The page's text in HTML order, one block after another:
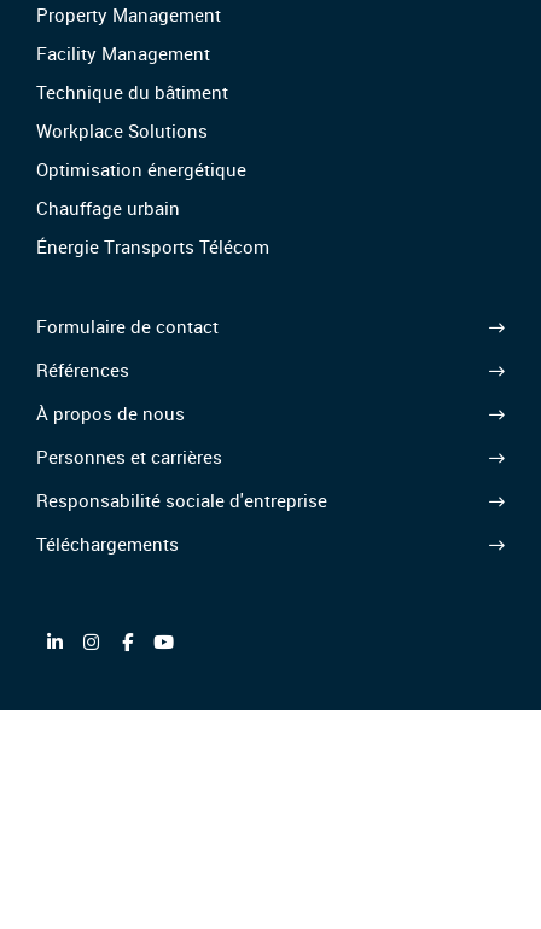
Property Management
Facility Management
Technique du bâtiment
Workplace Solutions
Optimisation énergétique
Chauffage urbain
Énergie Transports Télécom
Formulaire de contact
Références
À propos de nous
Personnes et carrières
Responsabilité sociale d'entreprise
Téléchargements